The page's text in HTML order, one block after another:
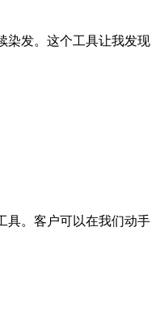
染发。这个工具让我发现
具。客户可以在我们动手